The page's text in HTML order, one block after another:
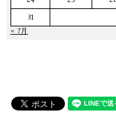
31
« 7月